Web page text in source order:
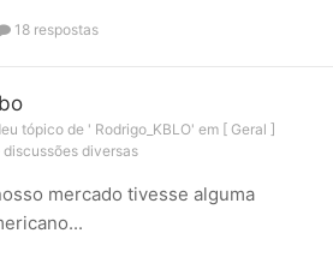
18 respostas
tópico de ' Rodrigo_KBLO' em [ Geral ]
diversas
mercado tivesse alguma